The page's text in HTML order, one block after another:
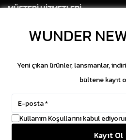
MÜŞTERİ HİZMETLERİ
HESABIM
SOSYAL MEDYA
Copyright © 2026 WUNDER.
WUNDER
Yeni çıkan ürünler, lansmanlar,
bültene kayıt
Kullanım Koşullarını kabul
Kayıt Ol